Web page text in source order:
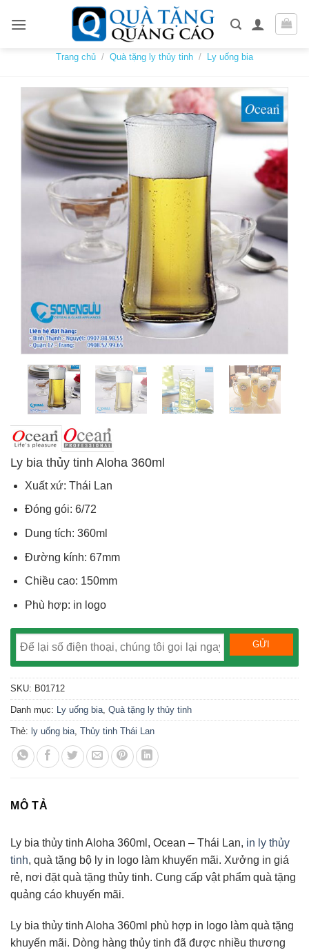
Trang chủ / Quà tặng ly thủy tinh / Ly uống bia
Ly bia thủy tinh Aloha 360ml
Xuất xứ: Thái Lan
Đóng gói: 6/72
Dung tích: 360ml
Đường kính: 67mm
Chiều cao: 150mm
Phù hợp: in logo
SKU: B01712
Danh mục: Ly uống bia, Quà tặng ly thủy tinh
Thẻ: ly uống bia, Thủy tinh Thái Lan
MÔ TẢ
Ly bia thủy tinh Aloha 360ml, Ocean – Thái Lan, in ly thủy
tinh, quà tặng bộ ly in logo làm khuyến mãi. Xưởng in giá
rẻ, nơi đặt quà tặng thủy tinh. Cung cấp vật phẩm quà tặng
quảng cáo khuyến mãi.
Ly bia thủy tinh Aloha 360ml phù hợp in logo làm quà tặng
khuyến mãi. Dòng hàng thủy tinh đã được nhiều thương